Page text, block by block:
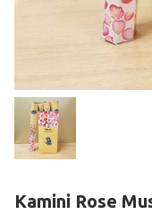
Kamini Rose